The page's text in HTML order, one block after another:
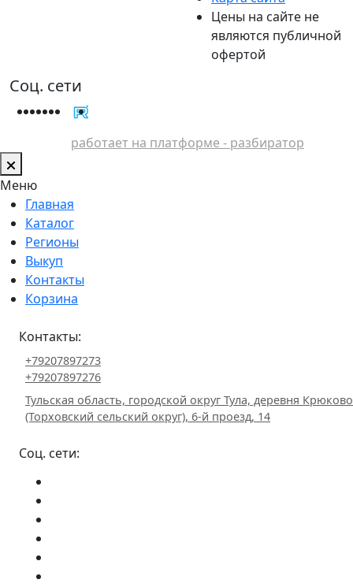
Цены на сайте не
являются публичной
офертой
Соц. сети
работает на платформе - разбиратор
Меню
Главная
Каталог
Регионы
Выкуп
Контакты
Корзина
Контакты:
+79207897273
+79207897276
Тульская область, городской округ Тула, деревня Крюково
(Торховский сельский округ), 6-й проезд, 14
Соц. сети: